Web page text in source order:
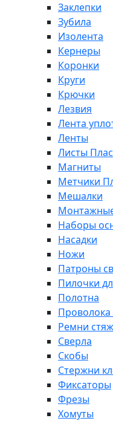
Заклепки
Зубила
Изолента
Кернеры
Коронки
Круги
Крючки
Лезвия
Лента
Ленты
Листы
Магниты
Метчики
Мешалки
Наборы
Насадки
Ножи
Патроны
Пилочки
Полотна
Проволока
Ремни
Сверла
Скобы
Стержни
Фиксаторы
Фрезы
Хомуты